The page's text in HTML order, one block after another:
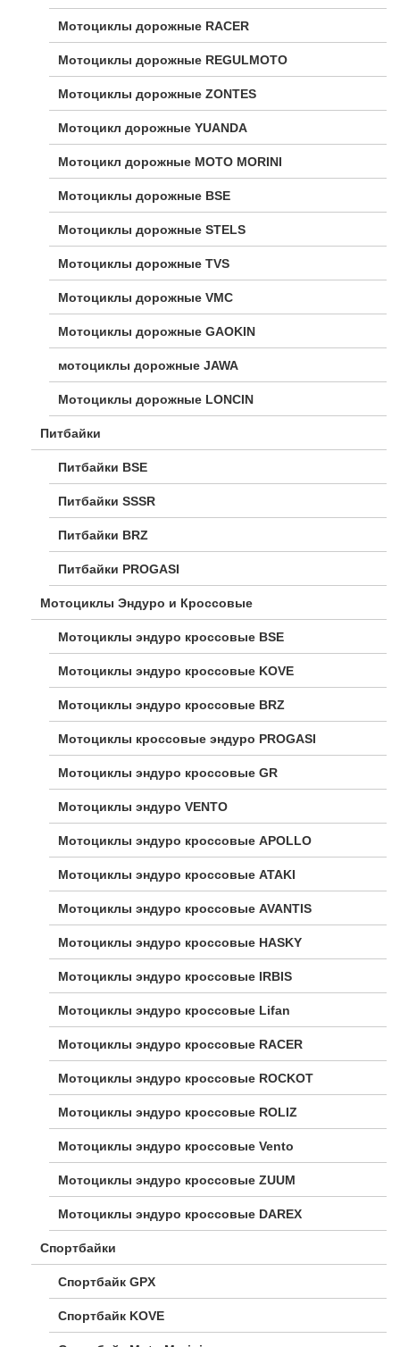
Мотоциклы дорожные RACER
Мотоциклы дорожные REGULMOTO
Мотоциклы дорожные ZONTES
Мотоцикл дорожные YUANDA
Мотоцикл дорожные МОТО MORINI
Мотоциклы дорожные BSE
Мотоциклы дорожные STELS
Мотоциклы дорожные TVS
Мотоциклы дорожные VMC
Мотоциклы дорожные GAOKIN
мотоциклы дорожные JAWA
Мотоциклы дорожные LONCIN
Питбайки
Питбайки BSE
Питбайки SSSR
Питбайки BRZ
Питбайки PROGASI
Мотоциклы Эндуро и Кроссовые
Мотоциклы эндуро кроссовые BSE
Мотоциклы эндуро кроссовые KOVE
Мотоциклы эндуро кроссовые BRZ
Мотоциклы кроссовые эндуро PROGASI
Мотоциклы эндуро кроссовые GR
Мотоциклы эндуро VENTO
Мотоциклы эндуро кроссовые APOLLO
Мотоциклы эндуро кроссовые ATAKI
Мотоциклы эндуро кроссовые AVANTIS
Мотоциклы эндуро кроссовые HASKY
Мотоциклы эндуро кроссовые IRBIS
Мотоциклы эндуро кроссовые Lifan
Мотоциклы эндуро кроссовые RACER
Мотоциклы эндуро кроссовые ROCKOT
Мотоциклы эндуро кроссовые ROLIZ
Мотоциклы эндуро кроссовые Vento
Мотоциклы эндуро кроссовые ZUUM
Мотоциклы эндуро кроссовые DAREX
Спортбайки
Спортбайк GPX
Спортбайк KOVE